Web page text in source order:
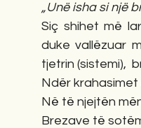
„Unë isha si një
Siç shihet më
duke vallëzuar
tjetrin (sistemi),
Ndër krahasimet
Në të njejtën
Brezave të